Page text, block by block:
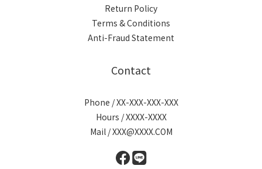
Return Policy
Terms & Conditions
Anti-Fraud Statement
Contact
Phone / XX-XXX-XXX-XXX
Hours / XXXX-XXXX
Mail / XXX@XXXX.COM